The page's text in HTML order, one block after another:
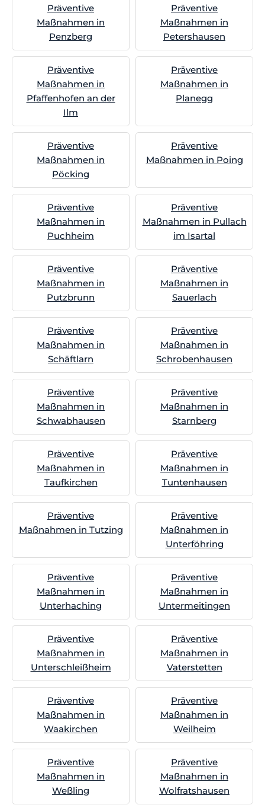
Präventive
Maßnahmen in
Penzberg
Präventive
Maßnahmen in
Petershausen
Präventive
Maßnahmen in
Pfaffenhofen an der
Ilm
Präventive
Maßnahmen in
Planegg
Präventive
Maßnahmen in
Pöcking
Präventive
Maßnahmen in Poing
Präventive
Maßnahmen in
Puchheim
Präventive
Maßnahmen in Pullach
im Isartal
Präventive
Maßnahmen in
Putzbrunn
Präventive
Maßnahmen in
Sauerlach
Präventive
Maßnahmen in
Schäftlarn
Präventive
Maßnahmen in
Schrobenhausen
Präventive
Maßnahmen in
Schwabhausen
Präventive
Maßnahmen in
Starnberg
Präventive
Maßnahmen in
Taufkirchen
Präventive
Maßnahmen in
Tuntenhausen
Präventive
Maßnahmen in Tutzing
Präventive
Maßnahmen in
Unterföhring
Präventive
Maßnahmen in
Unterhaching
Präventive
Maßnahmen in
Untermeitingen
Präventive
Maßnahmen in
Unterschleißheim
Präventive
Maßnahmen in
Vaterstetten
Präventive
Maßnahmen in
Waakirchen
Präventive
Maßnahmen in
Weilheim
Präventive
Maßnahmen in
Weßling
Präventive
Maßnahmen in
Wolfratshausen